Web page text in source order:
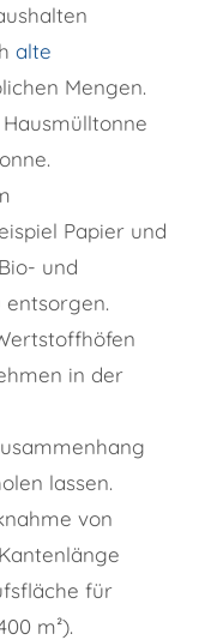
alte
Mengen.
Papier und
und
in der
lassen.
von
für
m²).